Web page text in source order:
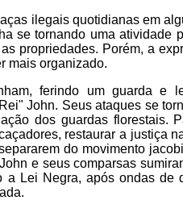
ilegais quotidianas em
se tornando uma atividade
propriedades. Porém, a
mais organizado.
ferindo um guarda e
John. Seus ataques se
dos guardas florestais.
restaurar a justiça
do movimento
e seus comparsas
Lei Negra, após ondas de